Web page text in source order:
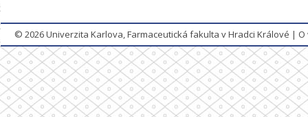
© 2026Univerzita Karlova, Farmaceutická fakulta v Hradci Králové |